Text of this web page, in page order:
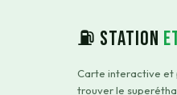
⛽ Station
Carte interactive et
trouver le